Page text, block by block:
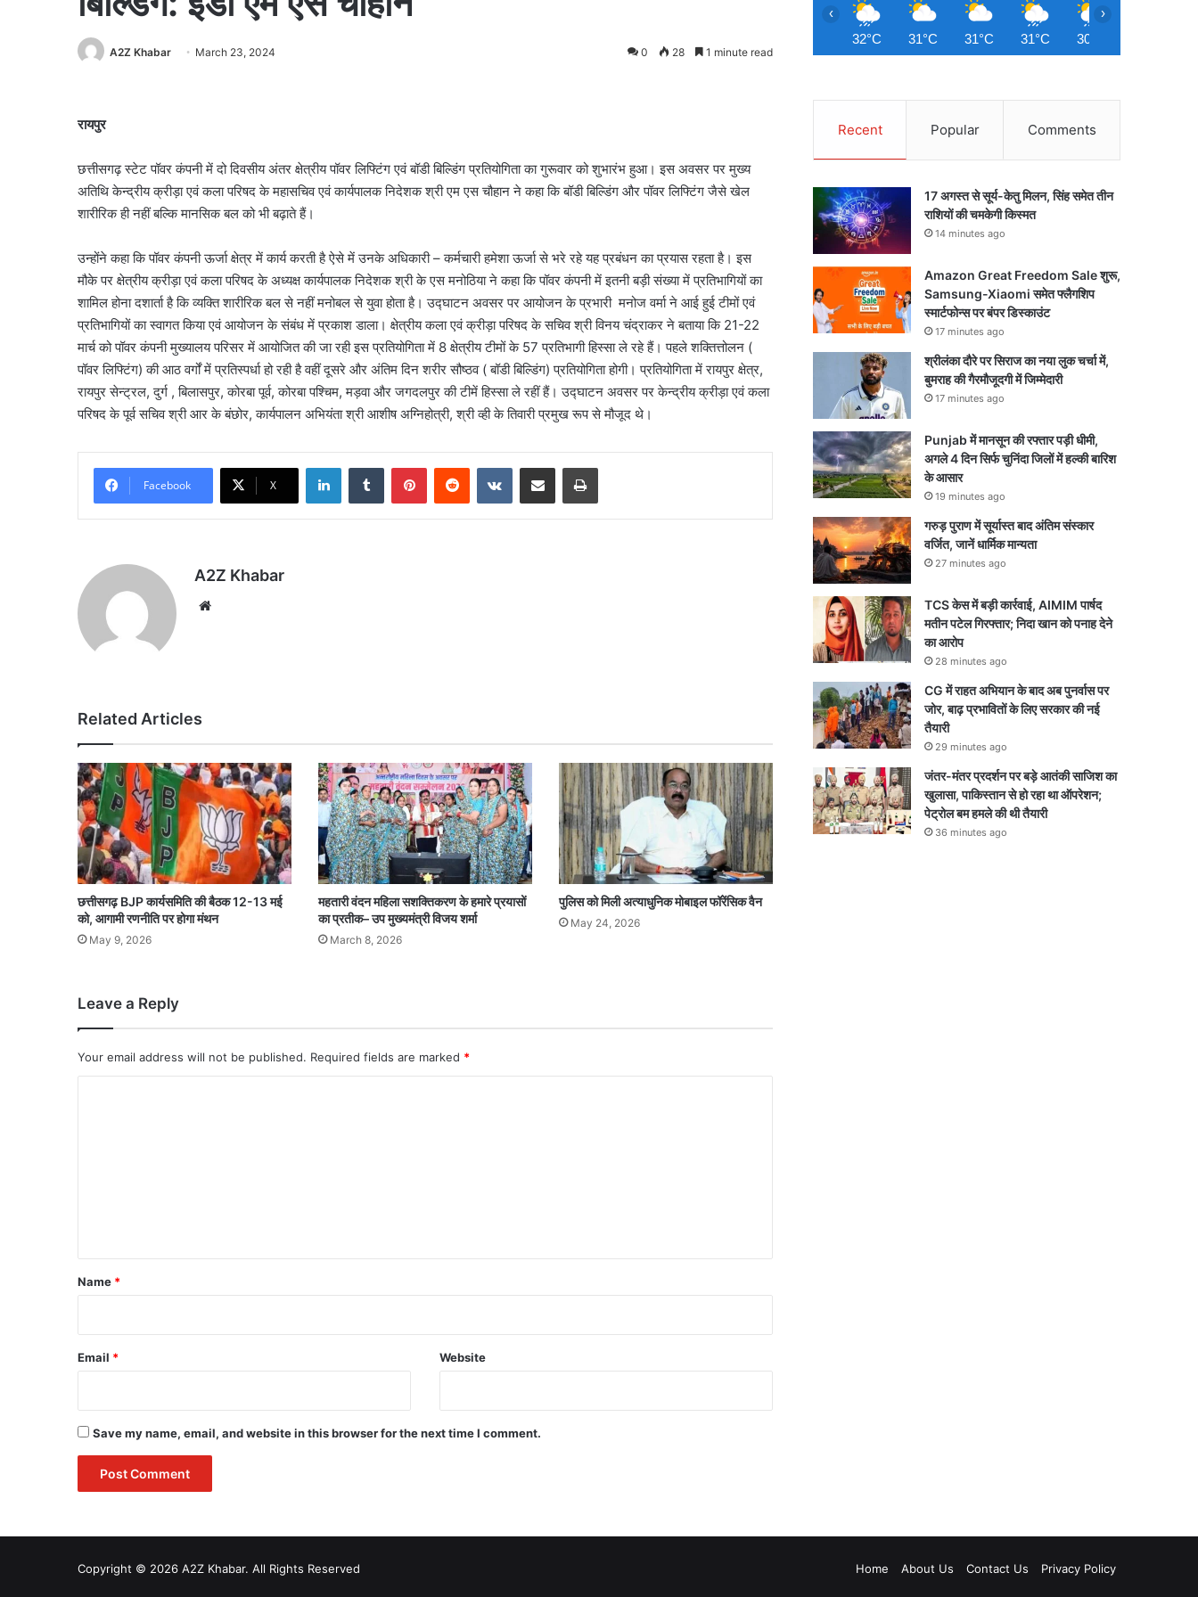
A2Z Khabar March 23, 2024 0 28 1 minute read
रायपुर
छत्तीसगढ़ स्टेट पॉवर कंपनी में दो दिवसीय अंतर क्षेत्रीय पॉवर लिफ्टिंग एवं बॉडी बिल्डिंग प्रतियोगिता का गुरूवार को शुभारंभ हुआ। इस अवसर पर मुख्य
अतिथि केन्द्रीय क्रीड़ा एवं कला परिषद के महासचिव एवं कार्यपालक निदेशक श्री एम एस चौहान ने कहा कि बॉडी बिल्डिंग और पॉवर लिफ्टिंग जैसे खेल
शारीरिक ही नहीं बल्कि मानसिक बल को भी बढ़ाते हैं।
उन्होंने कहा कि पॉवर कंपनी ऊर्जा क्षेत्र में कार्य करती है ऐसे में उनके अधिकारी – कर्मचारी हमेशा ऊर्जा से भरे रहे यह प्रबंधन का प्रयास रहता है। इस
मौके पर क्षेत्रीय क्रीड़ा एवं कला परिषद के अध्यक्ष कार्यपालक निदेशक श्री के एस मनोठिया ने कहा कि पॉवर कंपनी में इतनी बड़ी संख्या में प्रतिभागियों का
शामिल होना दशार्ता है कि व्यक्ति शारीरिक बल से नहीं मनोबल से युवा होता है। उद्घाटन अवसर पर आयोजन के प्रभारी मनोज वर्मा ने आई हुई टीमों एवं
प्रतिभागियों का स्वागत किया एवं आयोजन के संबंध में प्रकाश डाला। क्षेत्रीय कला एवं क्रीड़ा परिषद के सचिव श्री विनय चंद्राकर ने बताया कि 21-22
मार्च को पॉवर कंपनी मुख्यालय परिसर में आयोजित की जा रही इस प्रतियोगिता में 8 क्षेत्रीय टीमों के 57 प्रतिभागी हिस्सा ले रहे हैं। पहले शक्तित्तोलन (
पॉवर लिफ्टिंग) की आठ वर्गों में प्रतिस्पर्धा हो रही है वहीं दूसरे और अंतिम दिन शरीर सौष्ठव ( बॉडी बिल्डिंग) प्रतियोगिता होगी। प्रतियोगिता में रायपुर क्षेत्र,
रायपुर सेन्ट्रल, दुर्ग , बिलासपुर, कोरबा पूर्व, कोरबा पश्चिम, मड़वा और जगदलपुर की टीमें हिस्सा ले रहीं हैं। उद्घाटन अवसर पर केन्द्रीय क्रीड़ा एवं कला
परिषद के पूर्व सचिव श्री आर के बंछोर, कार्यपालन अभियंता श्री आशीष अग्निहोत्री, श्री व्ही के तिवारी प्रमुख रूप से मौजूद थे।
Facebook X
LinkedInTumblr PinterestReddit VKontakteShare via Email Print
A2Z Khabar
Related Articles
छत्तीसगढ़ BJP कार्यसमिति की बैठक 12-13 मई
को, आगामी रणनीति पर होगा मंथन
May 9, 2026
महतारी वंदन महिला सशक्तिकरण के हमारे प्रयासों
का प्रतीक– उप मुख्यमंत्री विजय शर्मा
March 8, 2026
पुलिस को मिली अत्याधुनिक मोबाइल फॉरेंसिक वैन
May 24, 2026
Leave a Reply
Your email address will not be published. Required fields are marked *
*
Name *
Email * Website
Save my name, email, and website in this browser for the next time I comment.
32°C 31°C 31°C 31°C 30°C
‹ ›
Recent Popular Comments
17 अगस्त से सूर्य-केतु मिलन, सिंह समेत तीन
राशियों की चमकेगी किस्मत
14 minutes ago
Amazon Great Freedom Sale शुरू,
Samsung-Xiaomi समेत फ्लैगशिप
स्मार्टफोन्स पर बंपर डिस्काउंट
17 minutes ago
श्रीलंका दौरे पर सिराज का नया लुक चर्चा में,
बुमराह की गैरमौजूदगी में जिम्मेदारी
17 minutes ago
Punjab में मानसून की रफ्तार पड़ी धीमी,
अगले 4 दिन सिर्फ चुनिंदा जिलों में हल्की बारिश
के आसार
19 minutes ago
गरुड़ पुराण में सूर्यास्त बाद अंतिम संस्कार
वर्जित, जानें धार्मिक मान्यता
27 minutes ago
TCS केस में बड़ी कार्रवाई, AIMIM पार्षद
मतीन पटेल गिरफ्तार; निदा खान को पनाह देने
का आरोप
28 minutes ago
CG में राहत अभियान के बाद अब पुनर्वास पर
जोर, बाढ़ प्रभावितों के लिए सरकार की नई
तैयारी
29 minutes ago
जंतर-मंतर प्रदर्शन पर बड़े आतंकी साजिश का
खुलासा, पाकिस्तान से हो रहा था ऑपरेशन;
पेट्रोल बम हमले की थी तैयारी
36 minutes ago
Copyright © 2026 A2Z Khabar. All Rights Reserved Home About Us Contact Us Privacy Policy